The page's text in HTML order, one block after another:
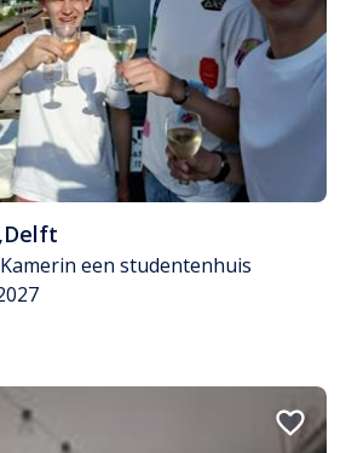
,Delft
Kamerin een studentenhuis